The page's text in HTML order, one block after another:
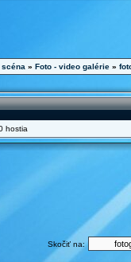
» Foto - video galérie »
hostia
Skočiť na: